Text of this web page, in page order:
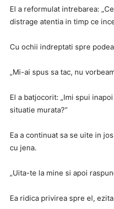
El a reformulat intrebarea:
distrage atentia in timp ce
Cu ochii indreptati spre
„Mi-ai spus sa tac, nu
El a batjocorit: „Imi spui
situatie murata?”
Ea a continuat sa se uite in
cu jena.
„Uita-te la mine si apoi
Ea ridica privirea spre el,